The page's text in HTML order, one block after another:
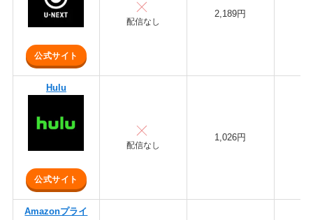
公式サイト
配信なし
2,189円
Hulu
公式サイト
配信なし
1,026円
Amazonプライ